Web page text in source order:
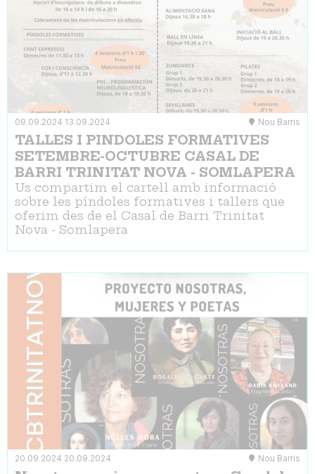
09.09.2024 13.09.2024 Nou Barris
TALLES I PINDOLES FORMATIVES
SETEMBRE-OCTUBRE CASAL DE
BARRI TRINITAT NOVA - SOMLAPERA
Us compartim el cartell amb informació
sobre les píndoles formatives i tallers que
oferim des de el Casal de Barri Trinitat
Nova - Somlapera
20.09.2024 20.09.2024 Nou Barris